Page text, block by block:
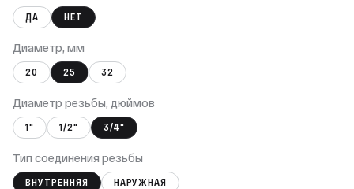
ДА НЕТ
Диаметр, мм
20 25 32
Диаметр резьбы, дюймов
1" 1/2" 3/4"
Тип соединения резьбы
ВНУТРЕННЯЯ НАРУЖНАЯ